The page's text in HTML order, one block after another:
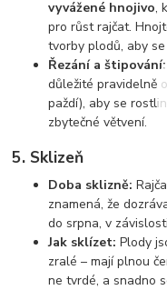
vyvážené hnojivo,
pro růst rajčat.
tvorby plodů, aby
Řezání a štipování:
důležité pravidelně
paždí), aby se
zbytečné větvení.
5. Sklizeň
Doba sklizně:
znamená, že
do srpna, v
Jak sklízet: Plody
zralé – mají plnou
ne tvrdé, a snadno